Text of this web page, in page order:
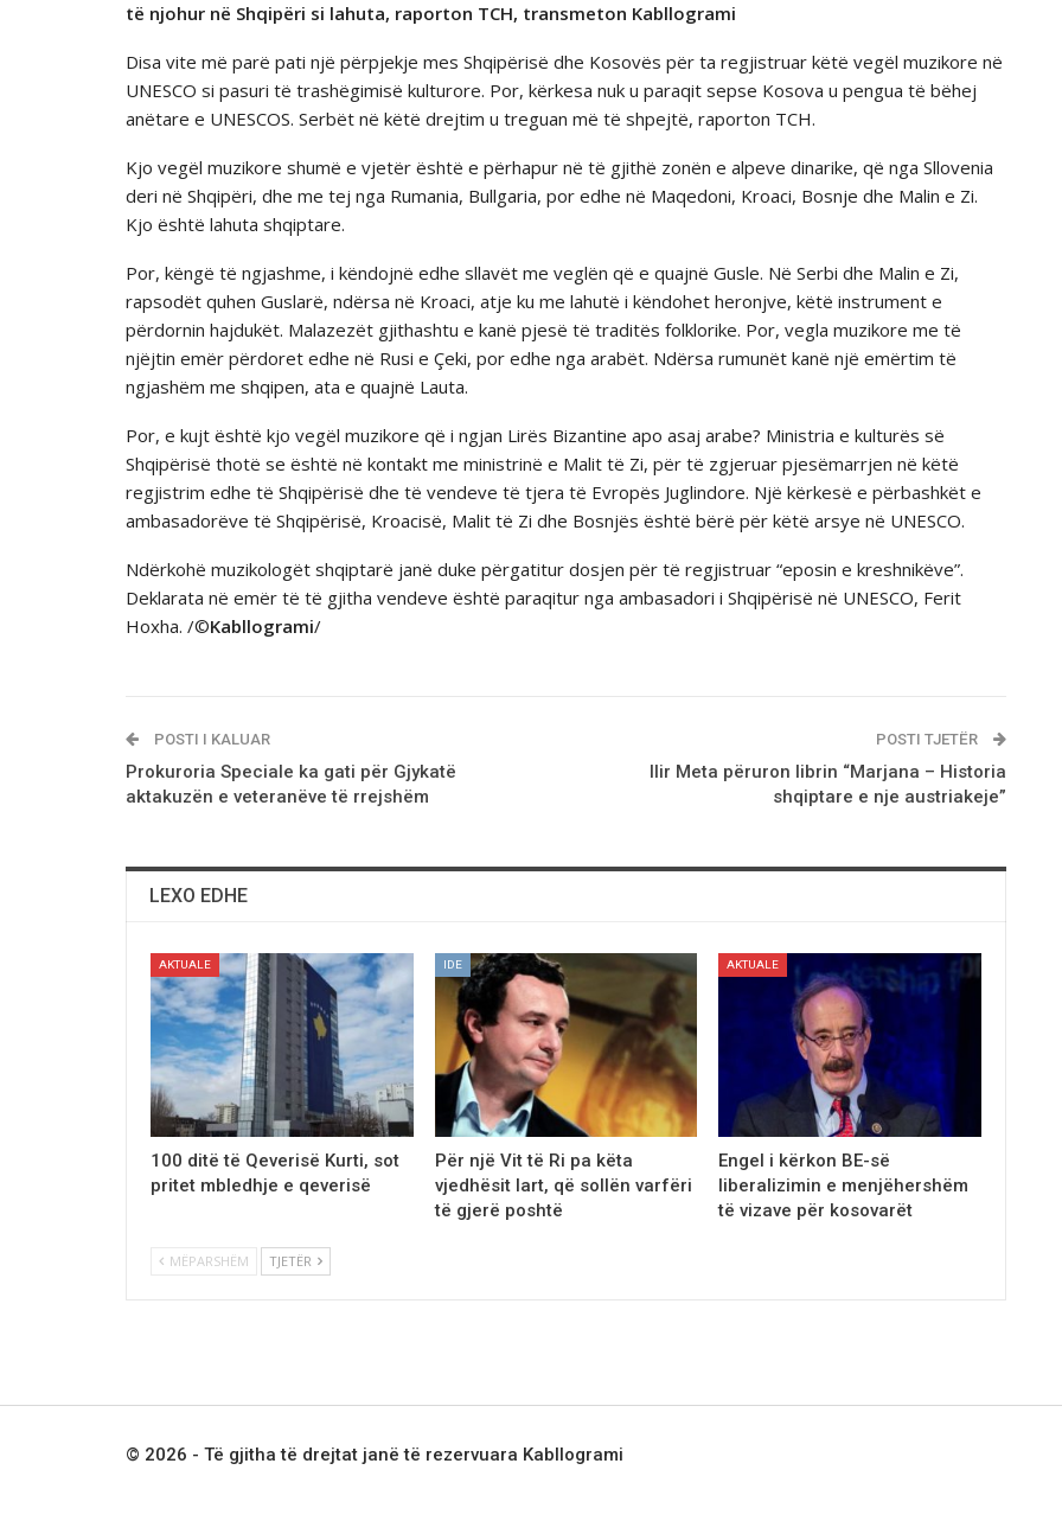
të njohur në Shqipëri si lahuta, raporton TCH, transmeton Kabllogrami
Disa vite më parë pati një përpjekje mes Shqipërisë dhe Kosovës për ta regjistruar këtë vegël muzikore në
UNESCO si pasuri të trashëgimisë kulturore. Por, kërkesa nuk u paraqit sepse Kosova u pengua të bëhej
anëtare e UNESCOS. Serbët në këtë drejtim u treguan më të shpejtë, raporton TCH.
Kjo vegël muzikore shumë e vjetër është e përhapur në të gjithë zonën e alpeve dinarike, që nga Sllovenia
deri në Shqipëri, dhe me tej nga Rumania, Bullgaria, por edhe në Maqedoni, Kroaci, Bosnje dhe Malin e Zi.
Kjo është lahuta shqiptare.
Por, këngë të ngjashme, i këndojnë edhe sllavët me veglën që e quajnë Gusle. Në Serbi dhe Malin e Zi,
rapsodët quhen Guslarë, ndërsa në Kroaci, atje ku me lahutë i këndohet heronjve, këtë instrument e
përdornin hajdukët. Malazezët gjithashtu e kanë pjesë të traditës folklorike. Por, vegla muzikore me të
njëjtin emër përdoret edhe në Rusi e Çeki, por edhe nga arabët. Ndërsa rumunët kanë një emërtim të
ngjashëm me shqipen, ata e quajnë Lauta.
Por, e kujt është kjo vegël muzikore që i ngjan Lirës Bizantine apo asaj arabe? Ministria e kulturës së
Shqipërisë thotë se është në kontakt me ministrinë e Malit të Zi, për të zgjeruar pjesëmarrjen në këtë
regjistrim edhe të Shqipërisë dhe të vendeve të tjera të Evropës Juglindore. Një kërkesë e përbashkët e
ambasadorëve të Shqipërisë, Kroacisë, Malit të Zi dhe Bosnjës është bërë për këtë arsye në UNESCO.
Ndërkohë muzikologët shqiptarë janë duke përgatitur dosjen për të regjistruar “eposin e kreshnikëve”.
Deklarata në emër të të gjitha vendeve është paraqitur nga ambasadori i Shqipërisë në UNESCO, Ferit
Hoxha. /©Kabllogrami/
POSTI I KALUAR
Prokuroria Speciale ka gati për Gjykatë
aktakuzën e veteranëve të rrejshëm
POSTI TJETËR
Ilir Meta pёruron librin “Marjana – Historia
shqiptare e nje austriakeje”
LEXO EDHE
AKTUALE
100 ditë të Qeverisë Kurti, sot
pritet mbledhje e qeverisë
IDE
Për një Vit të Ri pa këta
vjedhësit lart, që sollën varfëri
të gjerë poshtë
AKTUALE
Engel i kërkon BE-sё
liberalizimin e menjëhershёm
tё vizave pёr kosovarët
MËPARSHËM TJETËR
© 2026 - Të gjitha të drejtat janë të rezervuara Kabllogrami